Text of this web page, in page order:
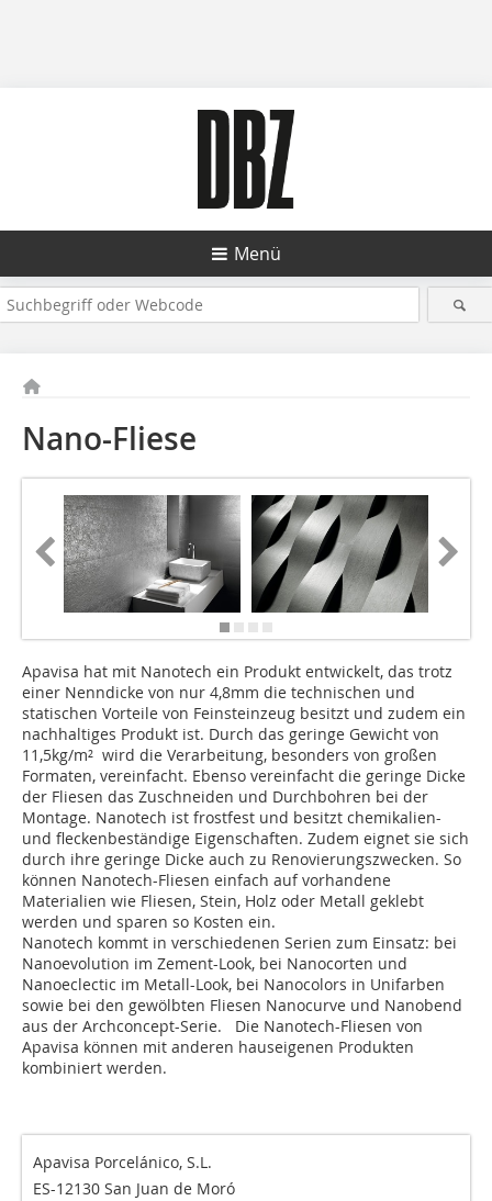
Menü
Nano-Fliese
Apavisa hat mit Nanotech ein Produkt entwickelt, das trotz
einer Nenndicke von nur 4,8mm die technischen und
statischen Vorteile von Feinsteinzeug besitzt und zudem ein
nachhaltiges Produkt ist. Durch das geringe Gewicht von
11,5kg/m² wird die Verarbeitung, besonders von großen
Formaten, vereinfacht. Ebenso vereinfacht die geringe Dicke
der Fliesen das Zuschneiden und Durchbohren bei der
Montage. Nanotech ist frostfest und besitzt chemikalien-
und fleckenbeständige Eigenschaften. Zudem eignet sie sich
durch ihre geringe Dicke auch zu Renovierungszwecken. So
können Nanotech-Fliesen einfach auf vorhandene
Materialien wie Fliesen, Stein, Holz oder Metall geklebt
werden und sparen so Kosten ein.
Nanotech kommt in verschiedenen Serien zum Einsatz: bei
Nanoevolution im Zement-Look, bei Nanocorten und
Nanoeclectic im Metall-Look, bei Nanocolors in Unifarben
sowie bei den gewölbten Fliesen Nanocurve und Nanobend
aus der Archconcept-Serie. Die Nanotech-Fliesen von
Apavisa können mit anderen hauseigenen Produkten
kombiniert werden.
Apavisa Porcelánico, S.L.
ES-12130 San Juan de Moró